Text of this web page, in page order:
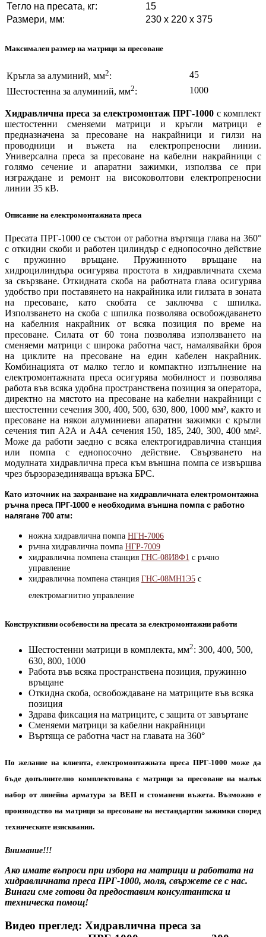
Тегло на пресата, кг:
15
Размери, мм:
230 x 220 x 375
Максимален размер на матрици за пресоване
Кръгла за алуминий, мм2:
45
Шестостенна за алуминий, мм2: 1000
Хидравлична преса за електромонтаж ПРГ-1000 с комплект
шестостенни сменяеми матрици и кръгли матрици е
предназначена за пресоване на накрайници и гилзи на
проводници и въжета на електропреносни линии.
Универсална преса за пресоване на кабелни накрайници с
голямо сечение и апаратни зажимки, използва се при
изграждане и ремонт на високоволтови електропреносни
линии 35 кВ.
Описание на електромонтажната преса
Пресата ПРГ-1000 се състои от работна въртяща глава на 360°
с откидни скоби и работен цилиндър с еднопосочно действие
с пружинно връщане. Пружинното връщане на
хидроцилиндъра осигурява простота в хидравличната схема
за свързване. Откидната скоба на работната глава осигурява
удобство при поставянето на накрайника или гилзата в зоната
на пресоване, като скобата се заключва с шпилка.
Използването на скоба с шпилка позволява освобождаването
на кабелния накрайник от всяка позиция по време на
пресоване. Силата от 60 тона позволява използването на
сменяеми матрици с широка работна част, намалявайки броя
на циклите на пресоване на един кабелен накрайник.
Комбинацията от малко тегло и компактно изпълнение на
електромонтажната преса осигурява мобилност и позволява
работа във всяка удобна пространствена позиция за оператора,
директно на мястото на пресоване на кабелни накрайници с
шестостенни сечения 300, 400, 500, 630, 800, 1000 мм², както и
пресоване на някои алуминиеви апаратни зажимки с кръгли
сечения тип А2А и А4А сечения 150, 185, 240, 300, 400 мм².
Може да работи заедно с всяка електрогидравлична станция
или помпа с еднопосочно действие. Свързването на
модулната хидравлична преса към външна помпа се извършва
чрез бързоразединяваща връзка БРС.
Като източник на захранване на хидравличната електромонтажна
ръчна преса ПРГ-1000 е необходима външна помпа с работно
налягане 700 атм:
ножна хидравлична помпа НГН-7006
ръчна хидравлична помпа НГР-7009
хидравлична помпена станция ГНС-08И8Ф1 с ръчно
управление
хидравлична помпена станция ГНС-08МН1Э5 с
електромагнитно управление
Конструктивни особености на пресата за електромонтажни работи
Шестостенни матрици в комплекта, мм2: 300, 400, 500,
630, 800, 1000
Работа във всяка пространствена позиция, пружинно
връщане
Откидна скоба, освобождаване на матриците във всяка
позиция
Здрава фиксация на матриците, с защита от завъртане
Сменяеми матрици за кабелни накрайници
Въртяща се работна част на главата на 360°
По желание на клиента, електромонтажната преса ПРГ-1000 може да
бъде допълнително комплектована с матрици за пресоване на малък
набор от линейна арматура за ВЕП и стоманени въжета. Възможно е
производство на матрици за пресоване на нестандартни зажимки според
техническите изисквания.
Внимание!!!
Ако имате въпроси при избора на матрици и работата на
хидравличната преса ПРГ-1000, моля, свържете се с нас.
Винаги сме готови да предоставим консултантска и
техническа помощ!
Видео преглед: Хидравлична преса за